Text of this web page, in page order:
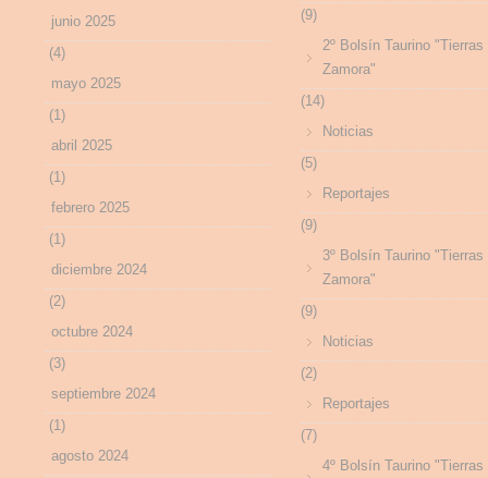
junio 2025
(4)
mayo 2025
(1)
abril 2025
(1)
febrero 2025
(1)
diciembre 2024
(2)
octubre 2024
(3)
septiembre 2024
(1)
agosto 2024
(9)
2º Bolsín Taurino "Tierras
Zamora"
(14)
Noticias
(5)
Reportajes
(9)
3º Bolsín Taurino "Tierras
Zamora"
(9)
Noticias
(2)
Reportajes
(7)
4º Bolsín Taurino "Tierras